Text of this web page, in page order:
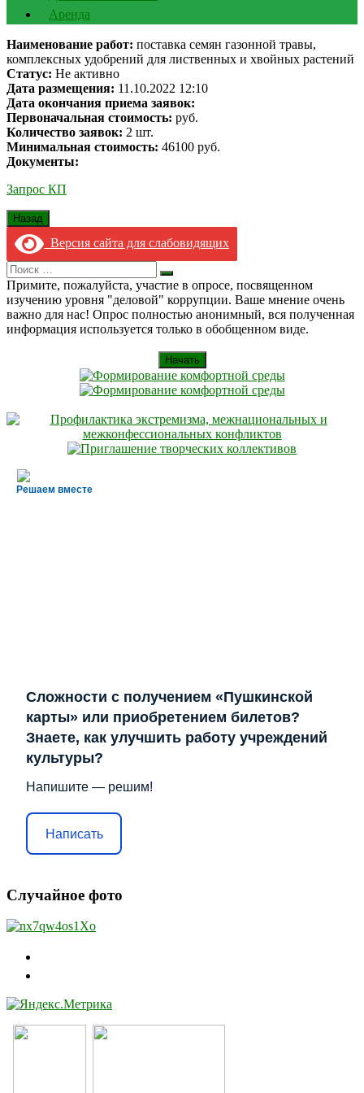
Аренда
Наименование работ: поставка семян газонной травы,
комплексных удобрений для лиственных и хвойных растений
Статус: Не активно
Дата размещения: 11.10.2022 12:10
Дата окончания приема заявок:
Первоначальная стоимость: руб.
Количество заявок: 2 шт.
Минимальная стоимость: 46100 руб.
Документы:
Запрос КП
Версия сайта для слабовидящих
Search
for:
Искать
Примите, пожалуйста, участие в опросе, посвященном
изучению уровня "деловой" коррупции. Ваше мнение очень
важно для нас! Опрос полностью анонимный, вся полученная
информация используется только в обобщенном виде.
Начать
Решаем вместе
Сложности с получением «Пушкинской
карты» или приобретением билетов?
Знаете, как улучшить работу учреждений
культуры?
Напишите — решим!
Написать
Случайное фото